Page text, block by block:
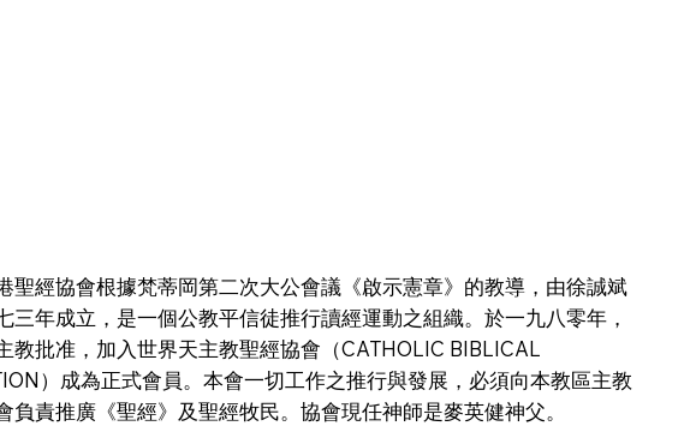
聖經協會根據梵蒂岡第二次大公會議《啟示憲章》的教導，由徐誠斌
三年成立，是一個公教平信徒推行讀經運動之組織。於一九八零年，
教批准，加入世界天主教聖經協會（CATHOLIC BIBLICAL
）成為正式會員。本會一切工作之推行與發展，必須向本教區主教
負責推廣《聖經》及聖經牧民。協會現任神師是麥英健神父。